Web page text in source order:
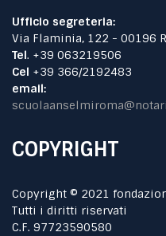
Ufficio segreteria:
Via Flaminia, 122 - 00196
Tel. +39 063219506
Cel +39 366/2192483
email:
COPYRIGHT
Copyright © 2021
Tutti i diritti riservati
C.F. 97723590580